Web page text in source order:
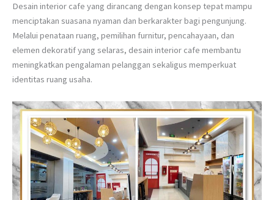
Desain interior cafe yang dirancang dengan konsep tepat mampu
menciptakan suasana nyaman dan berkarakter bagi pengunjung.
Melalui penataan ruang, pemilihan furnitur, pencahayaan, dan
elemen dekoratif yang selaras, desain interior cafe membantu
meningkatkan pengalaman pelanggan sekaligus memperkuat
identitas ruang usaha.